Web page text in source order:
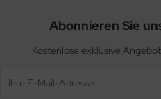
Abonnieren Sie
Kostenlose exklusive